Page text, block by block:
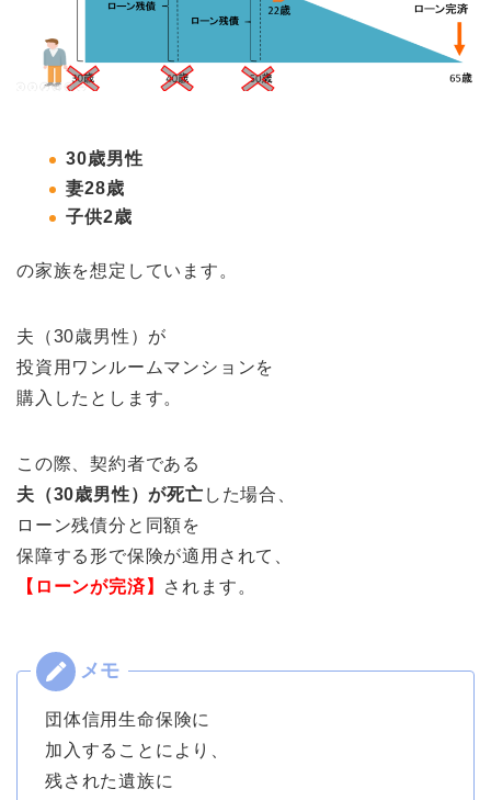
30歳男性
妻28歳
子供2歳
の家族を想定しています。
夫（30歳男性）が
投資用ワンルームマンションを
購入したとします。
この際、契約者である
夫（30歳男性）が死亡 した場合、
ローン残債分と同額を
保障する形で保険が適用されて、
【ローンが完済】 されます。
団体信用生命保険に
加入することにより、
残された遺族に